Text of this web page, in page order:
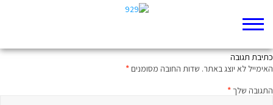
כתיבת תגובה
האימייל לא יוצג באתר. שדות החובה מסומנים*
התגובה שלך*